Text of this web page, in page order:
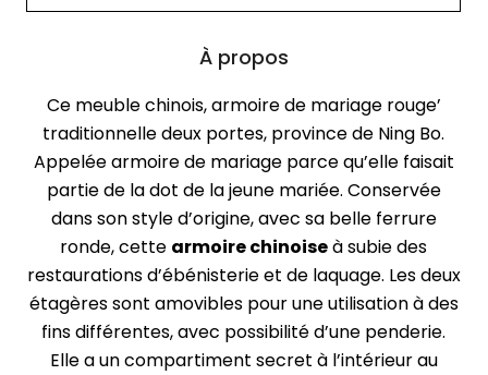
À propos
Ce meuble chinois, armoire de mariage rouge’
traditionnelle deux portes, province de Ning Bo.
Appelée armoire de mariage parce qu’elle faisait
partie de la dot de la jeune mariée. Conservée
dans son style d’origine, avec sa belle ferrure
ronde, cette armoire chinoiseà subie des
restaurations d’ébénisterie et de laquage. Les deux
étagères sont amovibles pour une utilisation à des
fins différentes, avec possibilité d’une penderie.
Elle a un compartiment secret à l’intérieur au